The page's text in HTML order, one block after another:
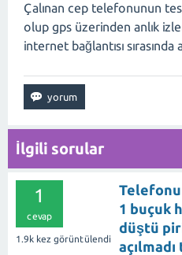
Çalınan cep telefonunun
olup gps üzerinden anlık
internet bağlantısı
İlgili sorular
1
cevap
1.9k kez görüntülendi
1 buçuk
düştü